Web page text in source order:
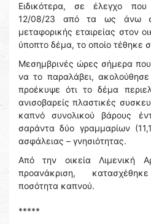
Ειδικότερα, σε έλεγχο που
12/08/23 από τα ως άνω
μεταφορικής εταιρείας στον
ύποπτο δέμα, το οποίο τέθηκε
Μεσημβρινές ώρες σήμερα
να το παραλάβει,
προέκυψε ότι το δέμα
ανισοβαρείς πλαστικές
καπνό συνολικού βάρους
σαράντα δύο γραμμαρίων
ασφάλειας – γνησιότητας.
Από την οικεία Λιμενική
προανάκριση,
ποσότητα καπνού.
*****